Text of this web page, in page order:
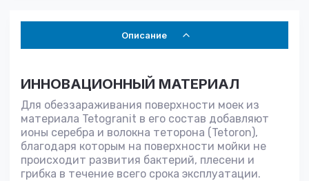
Описание
ИННОВАЦИОННЫЙ МАТЕРИАЛ
Для обеззараживания поверхности моек из
материала Tetogranit в его состав добавляют
ионы серебра и волокна теторона (Tetoron),
благодаря которым на поверхности мойки не
происходит развития бактерий, плесени и
грибка в течение всего срока эксплуатации.